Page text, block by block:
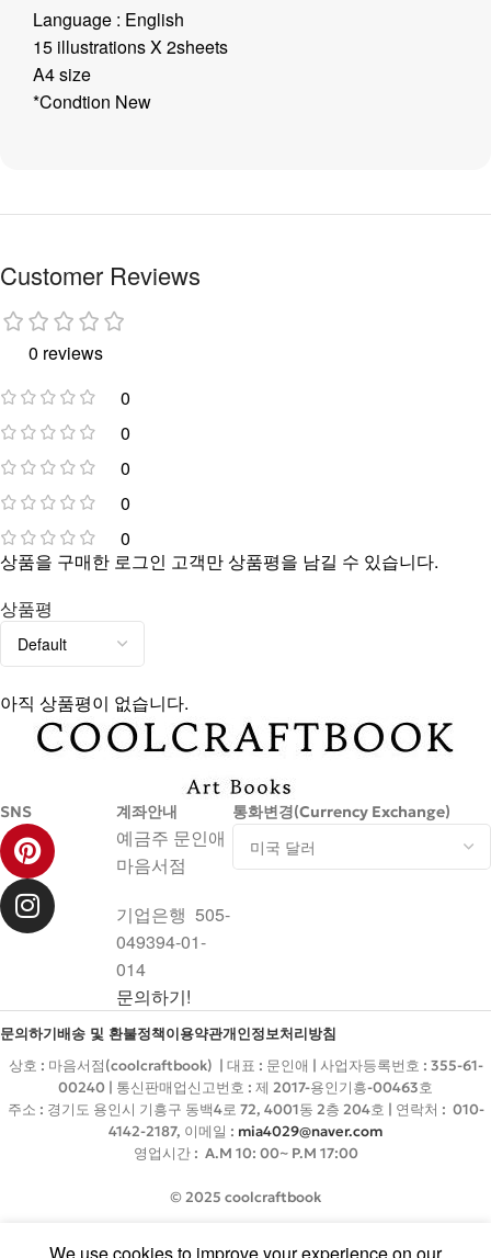
Language : English
15 illustrations X 2sheets
A4 size
*Condtion New
Customer Reviews
0 reviews
0
0
0
0
0
상품평
아직 상품평이 없습니다.
상품을 구매한 로그인 고객만 상품평을 남길 수 있습니다.
SNS 계좌안내
예금주 문인애
마음서점
기업은행 505-
049394-01-
014
문의하기!
통화변경(Currency Exchange)
문의하기배송 및 환불정책이용약관개인정보처리방침
상호 : 마음서점(coolcraftbook) | 대표 : 문인애 | 사업자등록번호 : 355-61-
00240 | 통신판매업신고번호 : 제 2017-용인기흥-00463호
주소 : 경기도 용인시 기흥구 동백4로 72, 4001동 2층 204호 | 연락처 : 010-
4142-2187, 이메일 : mia4029@naver.com
영업시간 : A.M 10: 00~ P.M 17:00
© 2025 coolcraftbook